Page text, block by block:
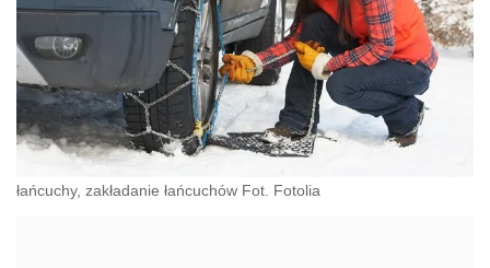
łańcuchy, zakładanie łańcuchów Fot. Fotolia